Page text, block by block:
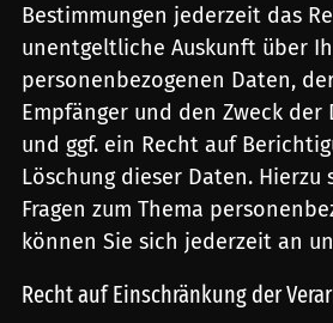
Bestimmungen jederzeit das
unentgeltliche Auskunft über
personenbezogenen Daten,
Empfänger und den Zweck
und ggf. ein Recht auf
Löschung dieser Daten. Hierzu
Fragen zum Thema
können Sie sich jederzeit an
Recht auf Einschränkung der